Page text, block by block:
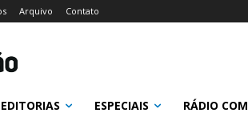
Arquivo Contato
EDITORIAS ESPECIAIS RÁDIO COM